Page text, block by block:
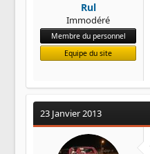
Rul
Immodéré
Membre du personnel
Equipe du site
23 Janvier 2013